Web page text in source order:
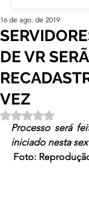
DE VR
VEZ
16 de ago. de 2019
Avaliado com
Processo será
iniciado nesta
Foto: